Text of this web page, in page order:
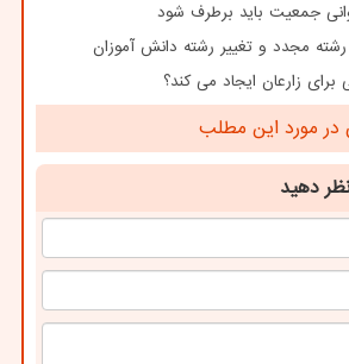
جمعیت باید برطرف شود
مجدد و تغییر رشته دانش آموزان
زارعان ایجاد می کند؟
در مورد این مطلب
دهید